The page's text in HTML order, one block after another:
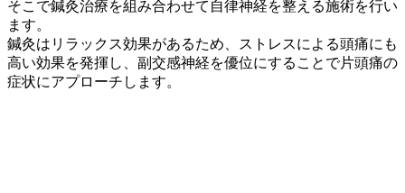
そこで鍼灸治療を組み合わせて自律神経を整える施術を行い
ます。
鍼灸はリラックス効果があるため、ストレスによる頭痛にも
高い効果を発揮し、副交感神経を優位にすることで片頭痛の
症状にアプローチします。